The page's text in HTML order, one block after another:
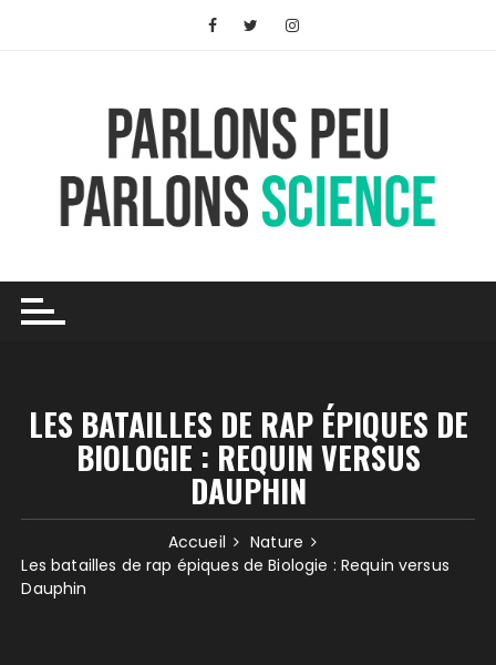
LES BATAILLES DE RAP ÉPIQUES DE
BIOLOGIE : REQUIN VERSUS
DAUPHIN
Accueil
Nature
Les batailles de rap épiques de Biologie : Requin versus
Dauphin